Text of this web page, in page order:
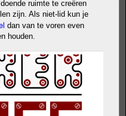
ruimte te creëren
zijn. Als niet-lid kun je
dan van te voren even
houden.